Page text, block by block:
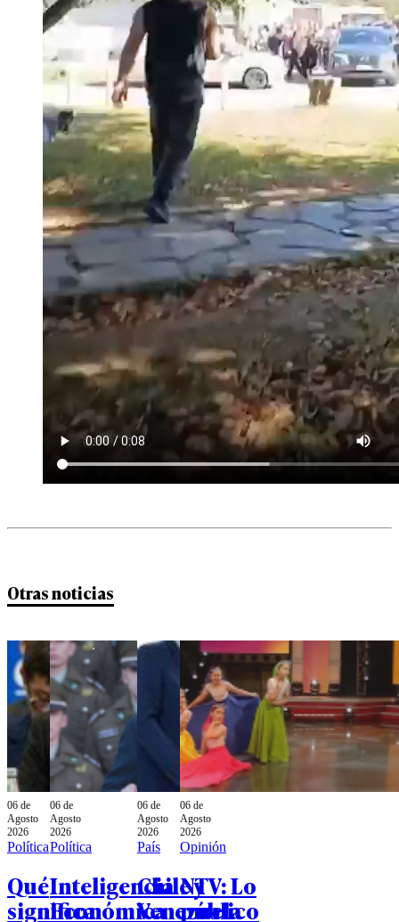
Otras noticias
06 de
Agosto
2026
Política
Qué
significa
06 de
Agosto
2026
Política
Inteligencia
Económica
06 de
Agosto
2026
País
Chile y
Venezuela
06 de
Agosto
2026
Opinión
NTV: Lo
público